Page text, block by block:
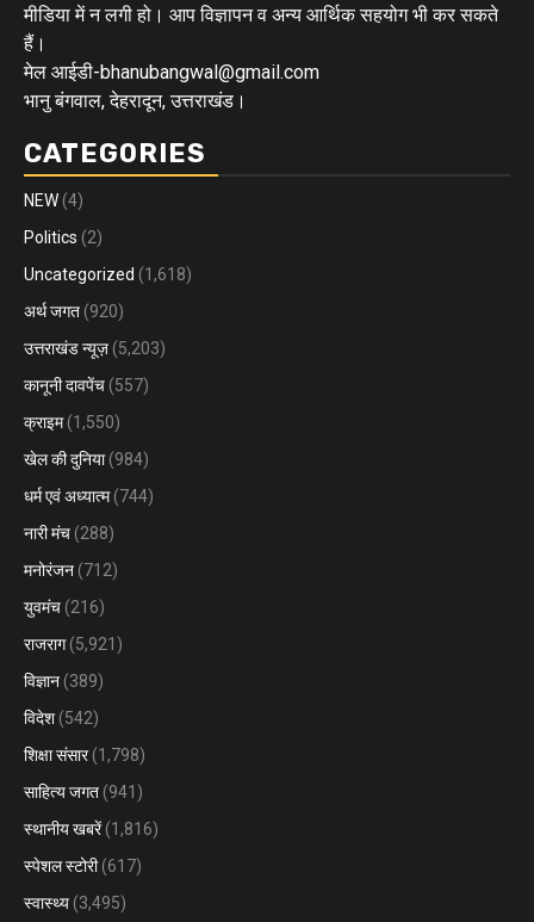
मीडिया में न लगी हो। आप विज्ञापन व अन्य आर्थिक सहयोग भी कर सकते
हैं।
मेल आईडी-bhanubangwal@gmail.com
भानु बंगवाल, देहरादून, उत्तराखंड।
CATEGORIES
NEW (4)
Politics (2)
Uncategorized (1,618)
अर्थ जगत (920)
उत्तराखंड न्यूज़ (5,203)
कानूनी दावपेंच (557)
क्राइम(1,550)
खेल की दुनिया(984)
धर्म एवं अध्यात्म(744)
नारी मंच (288)
मनोरंजन (712)
युवमंच (216)
राजराग(5,921)
विज्ञान (389)
विदेश (542)
शिक्षा संसार(1,798)
साहित्य जगत (941)
स्थानीय खबरें(1,816)
स्पेशल स्टोरी(617)
स्वास्थ्य (3,495)